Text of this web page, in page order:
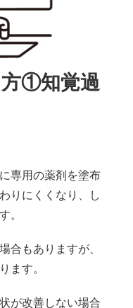
①知覚過
専用の薬剤を塗布
りにくくなり、し
。
合もありますが、
ます。
が改善しない場合